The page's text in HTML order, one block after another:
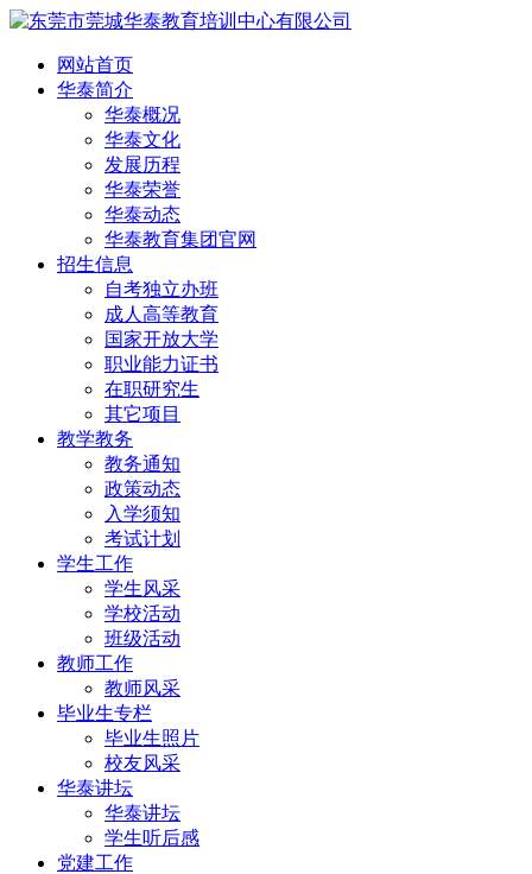
网站首页
华泰简介
华泰概况
华泰文化
发展历程
华泰荣誉
华泰动态
华泰教育集团官网
招生信息
自考独立办班
成人高等教育
国家开放大学
职业能力证书
在职研究生
其它项目
教学教务
教务通知
政策动态
入学须知
考试计划
学生工作
学生风采
学校活动
班级活动
教师工作
教师风采
毕业生专栏
毕业生照片
校友风采
华泰讲坛
华泰讲坛
学生听后感
党建工作